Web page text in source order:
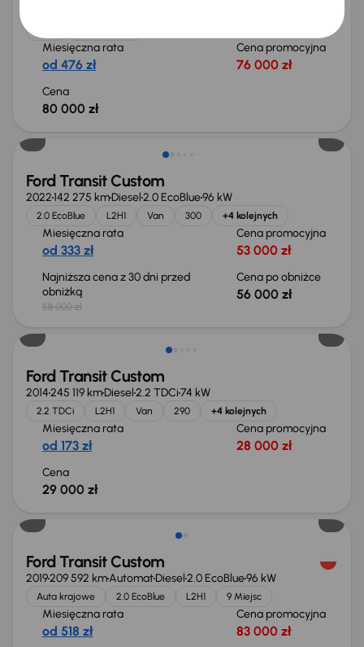
Miesięczna rata
od 476 zł
Cena promocyjna
76 000 zł
Cena
80 000 zł
Taniej o 2 000 zł
Ford Transit Custom
2022142 275 kmDiesel2.0 EcoBlue96 kW
2.0 EcoBlue L2H1 Van 300 +4 kolejnych
Miesięczna rata
od 333 zł
Cena promocyjna
53 000 zł
Najniższa cena z 30 dni przed
obniżką
58 000 zł
Cena po obniżce
56 000 zł
Możliwość odliczenia VAT
Ford Transit Custom
2014245 119 kmDiesel2.2 TDCi74 kW
2.2 TDCi L2H1 Van 290 +4 kolejnych
Miesięczna rata
od 173 zł
Cena promocyjna
28 000 zł
Cena
29 000 zł
Ford Transit Custom
2019209 592 kmAutomatDiesel2.0 EcoBlue96 kW
Auta krajowe 2.0 EcoBlue L2H1 9 Miejsc
Miesięczna rata
od 518 zł
Cena promocyjna
83 000 zł